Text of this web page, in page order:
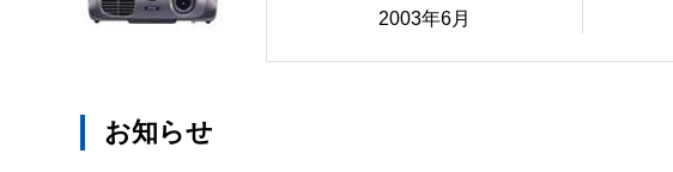
2003年6月
お知らせ